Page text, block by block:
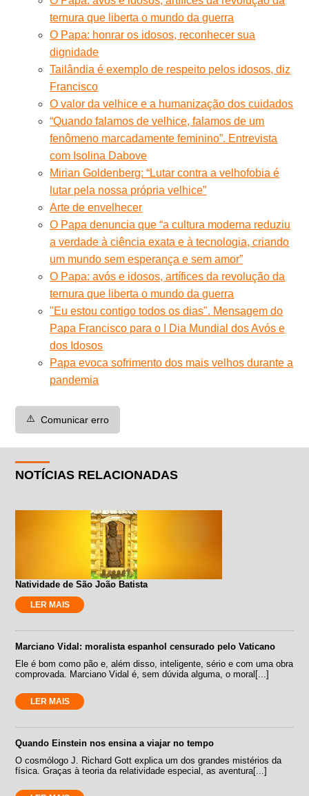
ternura que liberta o mundo da guerra
O Papa: honrar os idosos, reconhecer sua
dignidade
Tailândia é exemplo de respeito pelos idosos, diz
Francisco
O valor da velhice e a humanização dos cuidados
“Quando falamos de velhice, falamos de um
fenômeno marcadamente feminino”. Entrevista
com Isolina Dabove
Mirian Goldenberg: “Lutar contra a velhofobia é
lutar pela nossa própria velhice”
Arte de envelhecer
O Papa denuncia que “a cultura moderna reduziu
a verdade à ciência exata e à tecnologia, criando
um mundo sem esperança e sem amor”
O Papa: avós e idosos, artífices da revolução da
ternura que liberta o mundo da guerra
"Eu estou contigo todos os dias". Mensagem do
Papa Francisco para o I Dia Mundial dos Avós e
dos Idosos
Papa evoca sofrimento dos mais velhos durante a
pandemia
⚠️ Comunicar erro
NOTÍCIAS RELACIONADAS
Natividade de São João Batista
LER MAIS
Marciano Vidal: moralista espanhol censurado pelo Vaticano
Ele é bom como pão e, além disso, inteligente, sério e com uma obra
comprovada. Marciano Vidal é, sem dúvida alguma, o moral[...]
LER MAIS
Quando Einstein nos ensina a viajar no tempo
O cosmólogo J. Richard Gott explica um dos grandes mistérios da
física. Graças à teoria da relatividade especial, as aventura[...]